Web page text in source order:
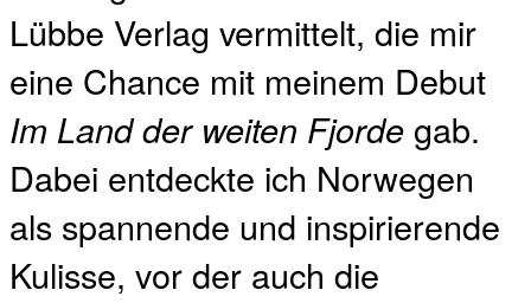
Lübbe Verlag vermittelt, die mir
eine Chance mit meinem Debut
Im Land der weiten Fjorde gab.
Dabei entdeckte ich Norwegen
als spannende und inspirierende
Kulisse, vor der auch die